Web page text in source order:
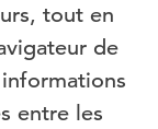
tout en
de
entre les